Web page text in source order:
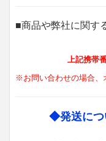
■商品や弊社に関す
上記携帯
※お問い合わせの場合、
◆発送につ